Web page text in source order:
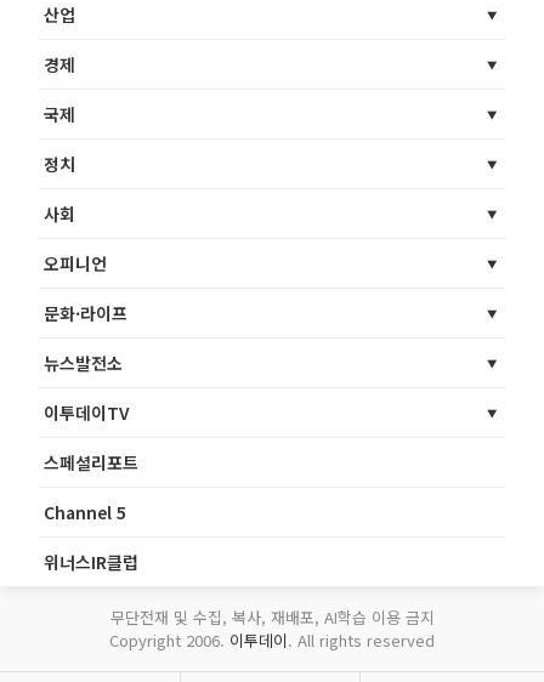
산업
경제
국제
정치
사회
오피니언
문화·라이프
뉴스발전소
이투데이TV
스페셜리포트
Channel 5
위너스IR클럽
무단전재 및 수집, 복사, 재배포, AI학습 이용 금지
Copyright 2006. 이투데이. All rights reserved